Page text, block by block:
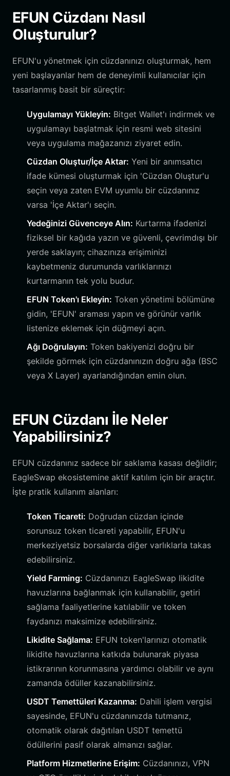
EFUN Cüzdanı Nasıl
Oluşturulur?
EFUN'u yönetmek için cüzdanınızı oluşturmak, hem
yeni başlayanlar hem de deneyimli kullanıcılar için
tasarlanmış basit bir süreçtir:
Uygulamayı Yükleyin: Bitget Wallet'ı indirmek ve
uygulamayı başlatmak için resmi web sitesini
veya uygulama mağazanızı ziyaret edin.
Cüzdan Oluştur/İçe Aktar: Yeni bir anımsatıcı
ifade kümesi oluşturmak için 'Cüzdan Oluştur'u
seçin veya zaten EVM uyumlu bir cüzdanınız
varsa 'İçe Aktar'ı seçin.
Yedeğinizi Güvenceye Alın: Kurtarma ifadenizi
fiziksel bir kağıda yazın ve güvenli, çevrimdışı bir
yerde saklayın; cihazınıza erişiminizi
kaybetmeniz durumunda varlıklarınızı
kurtarmanın tek yolu budur.
EFUN Token'ı Ekleyin: Token yönetimi bölümüne
gidin, 'EFUN' araması yapın ve görünür varlık
listenize eklemek için düğmeyi açın.
Ağı Doğrulayın: Token bakiyenizi doğru bir
şekilde görmek için cüzdanınızın doğru ağa (BSC
veya X Layer) ayarlandığından emin olun.
EFUN Cüzdanı İle Neler
Yapabilirsiniz?
EFUN cüzdanınız sadece bir saklama kasası değildir;
EagleSwap ekosistemine aktif katılım için bir araçtır.
İşte pratik kullanım alanları:
Token Ticareti: Doğrudan cüzdan içinde
sorunsuz token ticareti yapabilir, EFUN'u
merkeziyetsiz borsalarda diğer varlıklarla takas
edebilirsiniz.
Yield Farming: Cüzdanınızı EagleSwap likidite
havuzlarına bağlanmak için kullanabilir, getiri
sağlama faaliyetlerine katılabilir ve token
faydanızı maksimize edebilirsiniz.
Likidite Sağlama: EFUN token'larınızı otomatik
likidite havuzlarına katkıda bulunarak piyasa
istikrarının korunmasına yardımcı olabilir ve aynı
zamanda ödüller kazanabilirsiniz.
USDT Temettüleri Kazanma: Dahili işlem vergisi
sayesinde, EFUN'u cüzdanınızda tutmanız,
otomatik olarak dağıtılan USDT temettü
ödüllerini pasif olarak almanızı sağlar.
Platform Hizmetlerine Erişim: Cüzdanınızı, VPN